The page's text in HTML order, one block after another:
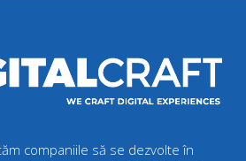
companiile să se dezvolte în